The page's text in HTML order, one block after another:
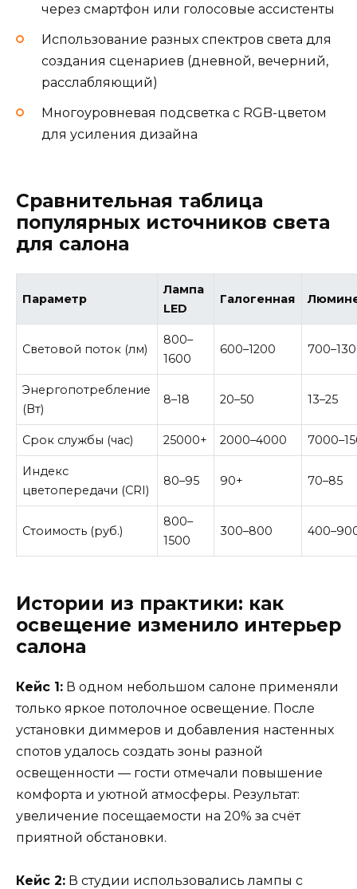
через смартфон или голосовые ассистенты
Использование разных спектров света для
создания сценариев (дневной, вечерний,
расслабляющий)
Многоуровневая подсветка с RGB-цветом
для усиления дизайна
Сравнительная таблица
популярных источников света
для салона
Параметр
Лампа
LED
Галогенная
Световой поток (лм)
800–
1600
600–1200
Энергопотребление
(Вт)
8–18 20–50 13–25
Срок службы (час) 25000+ 2000–4000
Индекс
цветопередачи (CRI)
80–95 90+ 70–85
Стоимость (руб.)
800–
1500
300–800
Истории из практики: как
освещение изменило интерьер
салона
Кейс 1: В одном небольшом салоне применяли
только яркое потолочное освещение. После
установки диммеров и добавления настенных
спотов удалось создать зоны разной
освещенности — гости отмечали повышение
комфорта и уютной атмосферы. Результат:
увеличение посещаемости на 20% за счёт
приятной обстановки.
Кейс 2: В студии использовались лампы с